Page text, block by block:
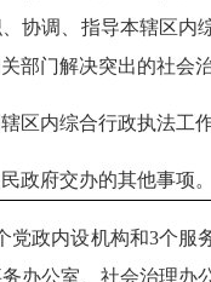
协调、指导本辖区内
部门解决突出的社会
辖区内综合行政执法工
政府交办的其他事项。
党政内设机构和3个服
办公室、社会治理办